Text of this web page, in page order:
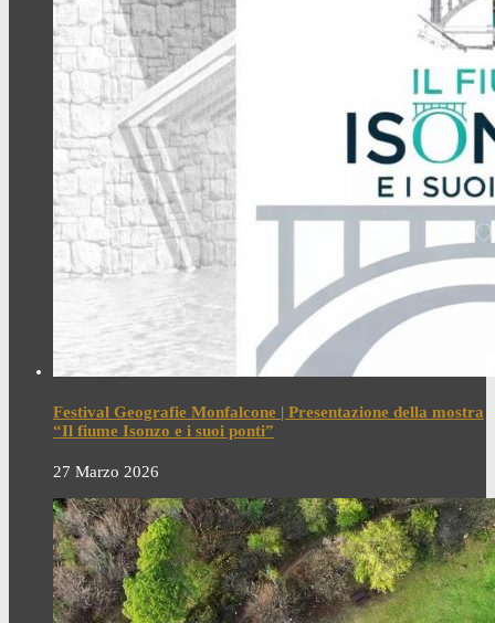
Festival Geografie Monfalcone | Presentazione della mostra
“Il fiume Isonzo e i suoi ponti”
27 Marzo 2026